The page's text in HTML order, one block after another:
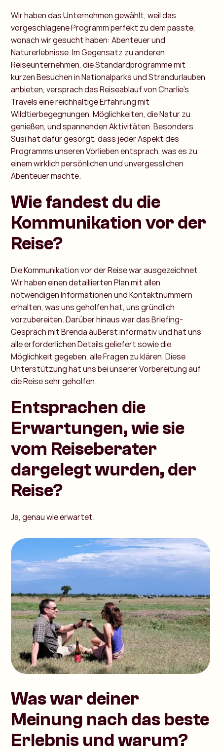
Wir haben das Unternehmen gewählt, weil das
vorgeschlagene Programm perfekt zu dem passte,
wonach wir gesucht haben: Abenteuer und
Naturerlebnisse. Im Gegensatz zu anderen
Reiseunternehmen, die Standardprogramme mit
kurzen Besuchen in Nationalparks und Strandurlauben
anbieten, versprach das Reiseablauf von Charlie's
Travels eine reichhaltige Erfahrung mit
Wildtierbegegnungen, Möglichkeiten, die Natur zu
genießen, und spannenden Aktivitäten. Besonders
Susi hat dafür gesorgt, dass jeder Aspekt des
Programms unseren Vorlieben entsprach, was es zu
einem wirklich persönlichen und unvergesslichen
Abenteuer machte.
Wie fandest du die
Kommunikation vor der
Reise?
Die Kommunikation vor der Reise war ausgezeichnet.
Wir haben einen detaillierten Plan mit allen
notwendigen Informationen und Kontaktnummern
erhalten, was uns geholfen hat, uns gründlich
vorzubereiten. Darüber hinaus war das Briefing-
Gespräch mit Brenda äußerst informativ und hat uns
alle erforderlichen Details geliefert sowie die
Möglichkeit gegeben, alle Fragen zu klären. Diese
Unterstützung hat uns bei unserer Vorbereitung auf
die Reise sehr geholfen.
Entsprachen die
Erwartungen, wie sie
vom Reiseberater
dargelegt wurden, der
Reise?
Ja, genau wie erwartet.
Was war deiner
Meinung nach das beste
Erlebnis und warum?